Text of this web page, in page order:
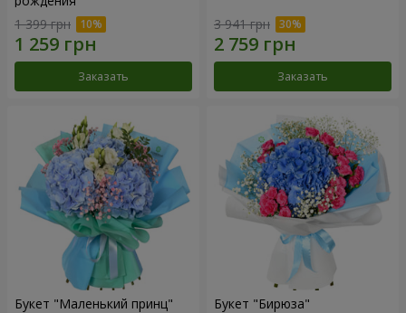
1 399 грн
Заказать
3 941 грн
Заказать
Букет "Маленький принц" Букет "Бирюза"